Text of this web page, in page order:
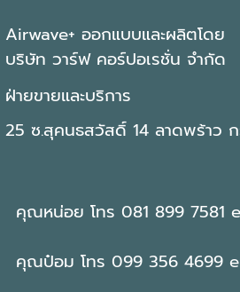
Airwave+ ออกแบบและผลิตโดย
บริษัท วาร์ฟ คอร์ปอเรชั่น จำกัด
ฝ่ายขายและบริการ
25 ซ.สุคนธสวัสดิ์ 14 ลาดพร้าว
คุณหน่อย โทร 081 899 7581
คุณป๋อม โทร 099 356 4699